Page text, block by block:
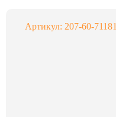
Артикул: 207-60-71181